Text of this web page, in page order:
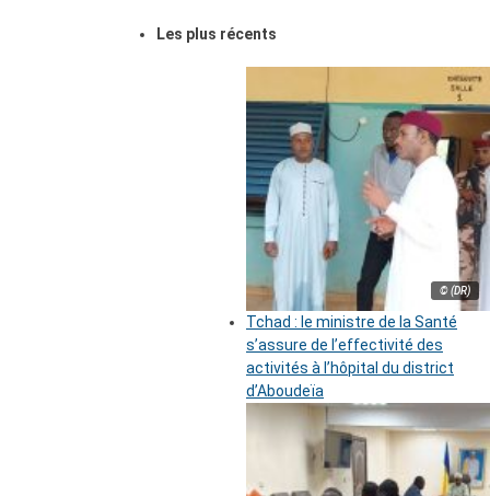
Les plus récents
© (DR)
Tchad : le ministre de la Santé
s’assure de l’effectivité des
activités à l’hôpital du district
d’Aboudeïa